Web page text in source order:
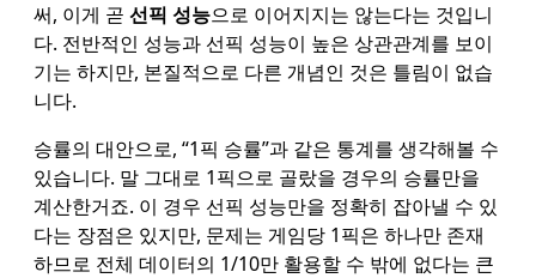
써, 이게 곧 선픽 성능으로 이어지지는 않는다는 것입니
다. 전반적인 성능과 선픽 성능이 높은 상관관계를 보이
기는 하지만, 본질적으로 다른 개념인 것은 틀림이 없습
니다.
승률의 대안으로, “1픽 승률”과 같은 통계를 생각해볼 수
있습니다. 말 그대로 1픽으로 골랐을 경우의 승률만을
계산한거죠. 이 경우 선픽 성능만을 정확히 잡아낼 수 있
다는 장점은 있지만, 문제는 게임당 1픽은 하나만 존재
하므로 전체 데이터의 1/10만 활용할 수 밖에 없다는 큰